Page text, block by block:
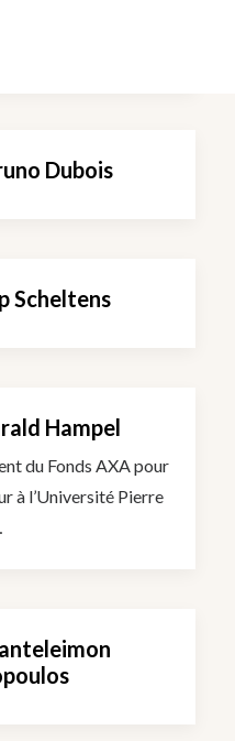
de Michel
2014
Dubois
Scheltens
Hampel
du Fonds AXA pour
à l’Université Pierre